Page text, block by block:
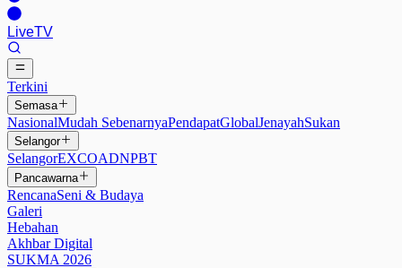
LiveTV
Terkini
Semasa
NasionalMudah SebenarnyaPendapatGlobalJenayahSukan
Selangor
SelangorEXCOADNPBT
Pancawarna
RencanaSeni & Budaya
Galeri
Hebahan
Akhbar Digital
SUKMA 2026